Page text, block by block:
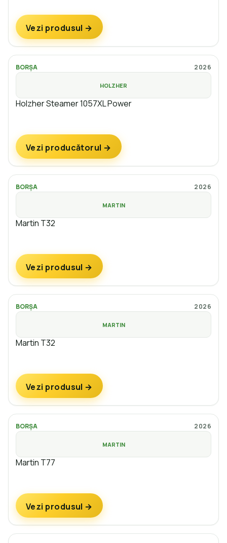
Vezi produsul →
BORȘA 2026
HOLZHER
Holzher Steamer 1057XL Power
Vezi producătorul →
BORȘA 2026
MARTIN
Martin T32
Vezi produsul →
BORȘA 2026
MARTIN
Martin T32
Vezi produsul →
BORȘA 2026
MARTIN
Martin T77
Vezi produsul →